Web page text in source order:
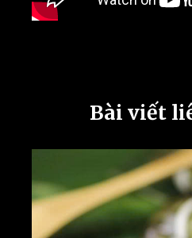
Bài viết